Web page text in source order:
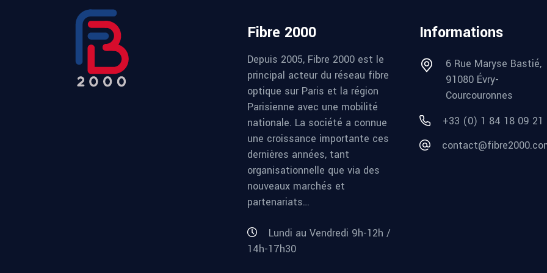
Fibre 2000
Depuis 2005, Fibre 2000 est le
principal acteur du réseau fibre
optique sur Paris et la région
Parisienne avec une mobilité
nationale. La société a connue
une croissance importante ces
dernières années, tant
organisationnelle que via des
nouveaux marchés et
partenariats…
Lundi au Vendredi 9h-12h /
14h-17h30
Informations
6 Rue Maryse Bastié,
91080 Évry-
Courcouronnes
+33 (0) 1 84 18 09 21